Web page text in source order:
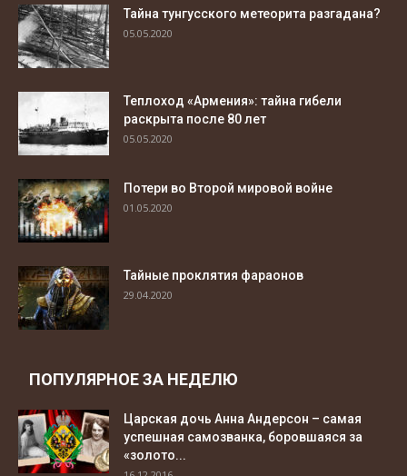
Тайна тунгусского метеорита разгадана?
05.05.2020
Теплоход «Армения»: тайна гибели
раскрыта после 80 лет
05.05.2020
Потери во Второй мировой войне
01.05.2020
Тайные проклятия фараонов
29.04.2020
ПОПУЛЯРНОЕ ЗА НЕДЕЛЮ
Царская дочь Анна Андерсон – самая
успешная самозванка, боровшаяся за
«золото...